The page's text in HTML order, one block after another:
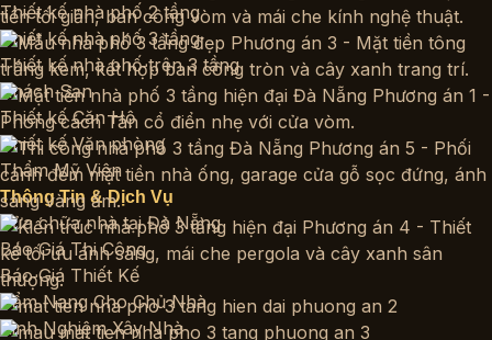
Thiết kế nhà phố 2 tầng
Thiết kế nhà phố 3 tầng
Thiết kế nhà phố trên 3 tầng
Khách Sạn
Thiết kế Căn Hộ
Thiết kế Văn phòng
Thẩm Mỹ Viện
Thông Tin & Dịch Vụ
Sửa chữa nhà tại Đà Nẵng
Báo Giá Thi Công
Báo Giá Thiết Kế
Cẩm Nang Cho Chủ Nhà
Kinh Nghiệm Xây Nhà